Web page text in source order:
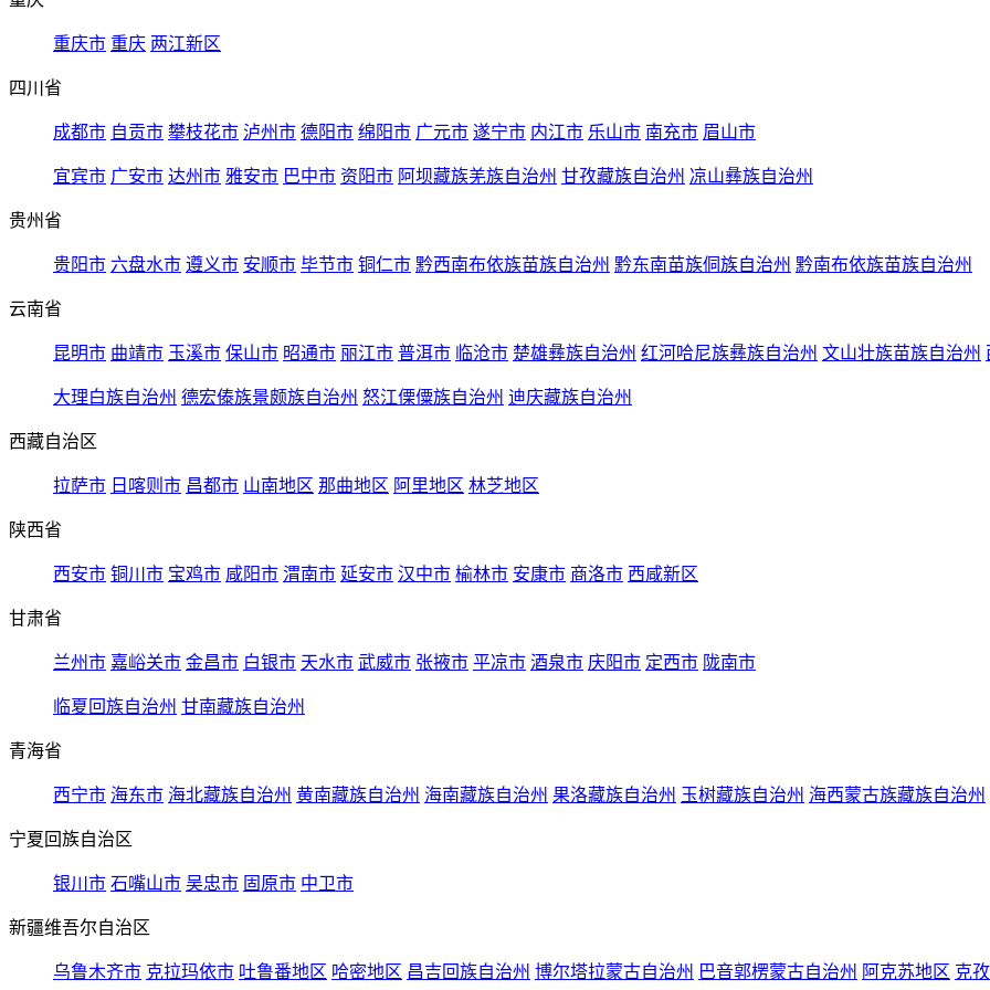
重庆市 重庆 两江新区
四川省
成都市 自贡市 攀枝花市 泸州市 德阳市 绵阳市 广元市 遂宁市 内江市 乐山市 南充市 眉山市
宜宾市 广安市 达州市 雅安市 巴中市 资阳市 阿坝藏族羌族自治州 甘孜藏族自治州 凉山彝族自治州
贵州省
贵阳市 六盘水市 遵义市 安顺市 毕节市 铜仁市 黔西南布依族苗族自治州 黔东南苗族侗族自治州 黔南布依族苗族自治州
云南省
昆明市 曲靖市 玉溪市 保山市 昭通市 丽江市 普洱市 临沧市 楚雄彝族自治州 红河哈尼族彝族自治州 文山壮族苗族自治州
大理白族自治州 德宏傣族景颇族自治州 怒江傈僳族自治州 迪庆藏族自治州
西藏自治区
拉萨市 日喀则市 昌都市 山南地区 那曲地区 阿里地区 林芝地区
陕西省
西安市 铜川市 宝鸡市 咸阳市 渭南市 延安市 汉中市 榆林市 安康市 商洛市 西咸新区
甘肃省
兰州市 嘉峪关市 金昌市 白银市 天水市 武威市 张掖市 平凉市 酒泉市 庆阳市 定西市 陇南市
临夏回族自治州 甘南藏族自治州
青海省
西宁市 海东市 海北藏族自治州 黄南藏族自治州 海南藏族自治州 果洛藏族自治州 玉树藏族自治州 海西蒙古族藏族自治州
宁夏回族自治区
银川市 石嘴山市 吴忠市 固原市 中卫市
新疆维吾尔自治区
乌鲁木齐市 克拉玛依市 吐鲁番地区 哈密地区 昌吉回族自治州 博尔塔拉蒙古自治州 巴音郭楞蒙古自治州 阿克苏地区 克